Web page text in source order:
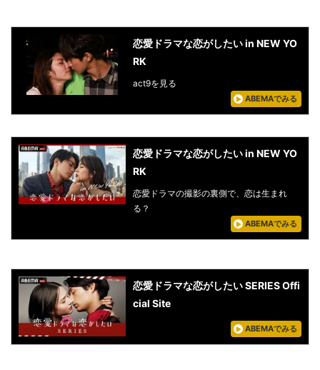
恋愛ドラマな恋がしたい in NEW YO
RK
act9を見る
ABEMAでみる
恋愛ドラマな恋がしたい in NEW YO
RK
恋愛ドラマの撮影の裏側で、恋は生まれ
る？
ABEMAでみる
恋愛ドラマな恋がしたい SERIES Offi
cial Site
ABEMAでみる